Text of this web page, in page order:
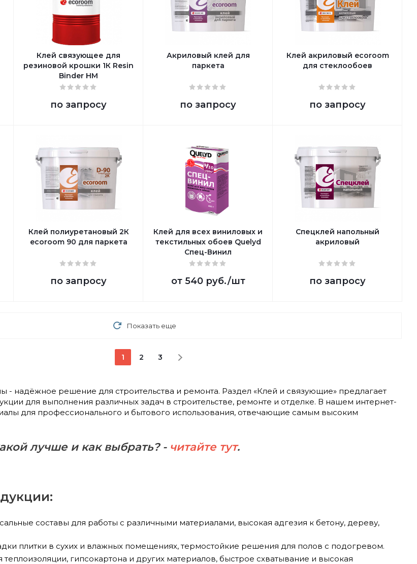
Клей связующее для
резиновой крошки 1К Resin
Binder HM
по запросу
Акриловый клей для
паркета
по запросу
Клей акриловый ecoroom
для стеклообоев
по запросу
Клей полиуретановый 2К
ecoroom 90 для паркета
по запросу
Клей для всех виниловых и
текстильных обоев Quelyd
Спец-Винил
от 540 руб./шт
Спецклей напольный
акриловый
по запросу
Показать еще
1 2 3
- надёжное решение для строительства и ремонта. Раздел «Клей и связующие» предлагает
для выполнения различных задач в строительстве, ремонте и отделке. В нашем интернет-
для профессионального и бытового использования, отвечающие самым высоким
лучше и как выбрать? - читайте тут.
составы для работы с различными материалами, высокая адгезия к бетону, дереву,
плитки в сухих и влажных помещениях, термостойкие решения для полов с подогревом.
теплоизоляции, гипсокартона и других материалов, быстрое схватывание и высокая